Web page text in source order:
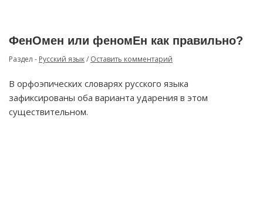
ФенОмен или феномЕн как правильно?
Раздел - Русский язык/ Оставить комментарий
В орфоэпических словарях русского языка
зафиксированы оба варианта ударения в этом
существительном.